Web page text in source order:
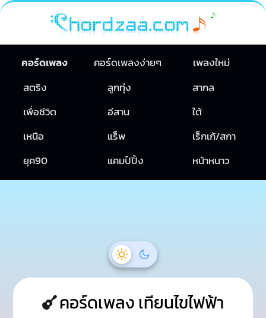
คอร์ดเพลง คอร์ดเพลงง่ายๆ
เพลงใหม่
สตริง
ลูกทุ่ง
สากล
เพื่อชีวิต
อีสาน
ใต้
เหนือ
แร็พ
เร็กเก้/สกา
ยุค90
แคมป์ปิ้ง หน้าหนาว
คอร์ดเพลง เทียนไขไฟฟ้า